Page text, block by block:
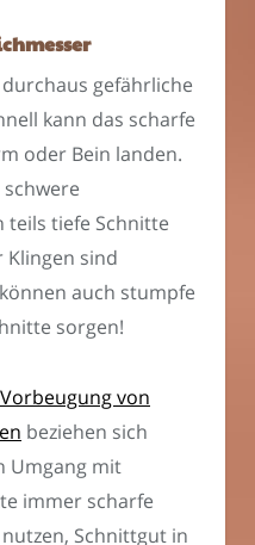
gefährliche
kann das scharfe
oder Bein landen.
teils tiefe Schnitte
Klingen sind
auch stumpfe
sorgen!
von
beziehen sich
Umgang mit
immer scharfe
Schnittgut in